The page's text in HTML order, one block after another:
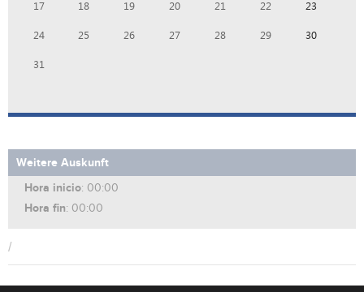
17 18 19 20 21 22 23
24 25 26 27 28 29 30
31
Weitere Auskunft
Hora inicio: 00:00
Hora fin: 00:00
/